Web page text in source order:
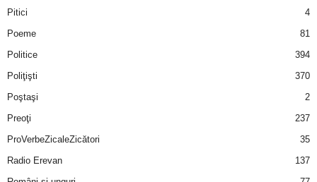
Pitici
4
Poeme
81
Politice
394
Poliţişti
370
Poştaşi
2
Preoţi
237
ProVerbeZicaleZicători
35
Radio Erevan
137